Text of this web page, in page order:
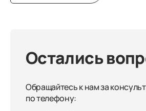
Остались
Обращайтесь к нам за
по телефону: